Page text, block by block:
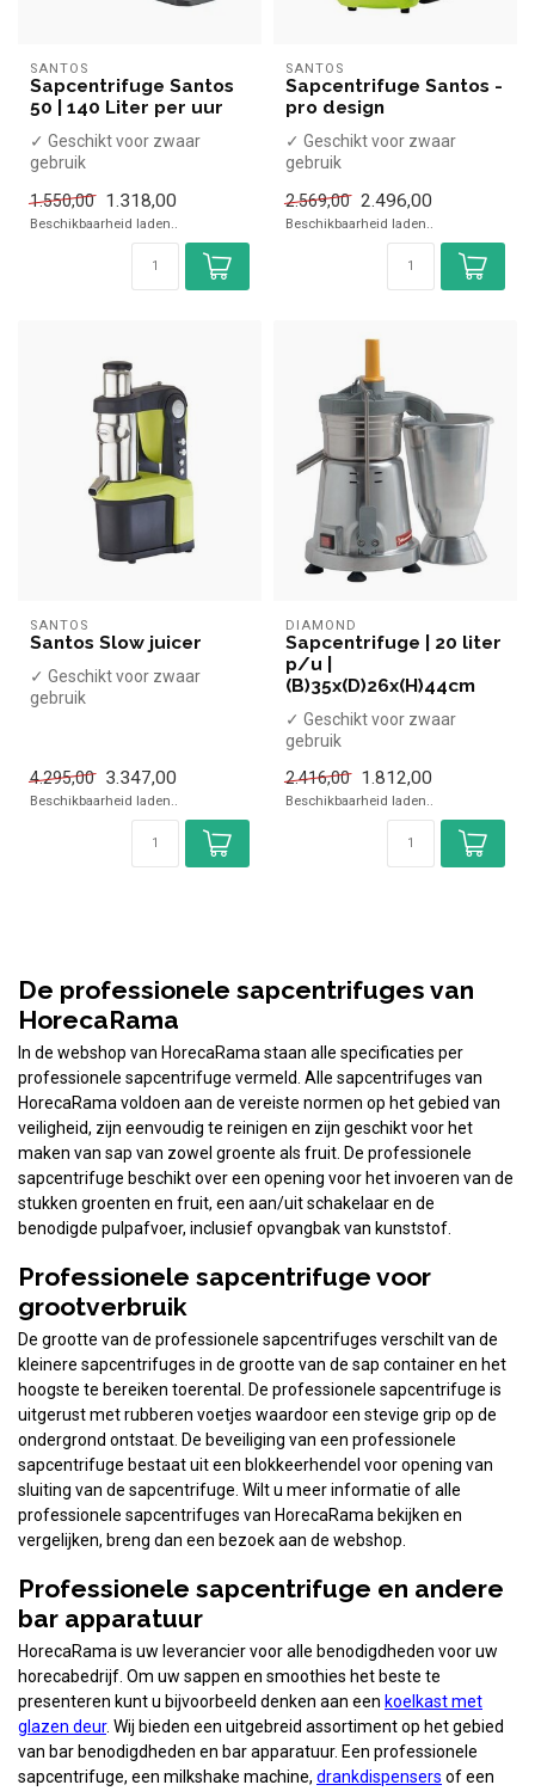
SANTOS
Sapcentrifuge Santos
50 | 140 Liter per uur
✓ Geschikt voor zwaar
gebruik
✓ 800 Watt
✓ 230 Volt
1.550,00 1.318,00
Beschikbaarheid laden..
SANTOS
Sapcentrifuge Santos -
pro design
✓ Geschikt voor zwaar
gebruik
✓ 1300 Watt
✓ 230 Volt
2.569,00 2.496,00
Beschikbaarheid laden..
SANTOS
Santos Slow juicer
✓ Geschikt voor zwaar
gebruik
4.295,00
3.347,00
Beschikbaarheid laden..
DIAMOND
Sapcentrifuge | 20 liter
p/u |
(B)35x(D)26x(H)44cm
✓ Geschikt voor zwaar
gebruik
✓ 230 Volt
2.416,00 1.812,00
Beschikbaarheid laden..
De professionele sapcentrifuges van
HorecaRama
In de webshop van HorecaRama staan alle specificaties per
professionele sapcentrifuge vermeld. Alle sapcentrifuges van
HorecaRama voldoen aan de vereiste normen op het gebied van
veiligheid, zijn eenvoudig te reinigen en zijn geschikt voor het
maken van sap van zowel groente als fruit. De professionele
sapcentrifuge beschikt over een opening voor het invoeren van de
stukken groenten en fruit, een aan/uit schakelaar en de
benodigde pulpafvoer, inclusief opvangbak van kunststof.
Professionele sapcentrifuge voor
grootverbruik
De grootte van de professionele sapcentrifuges verschilt van de
kleinere sapcentrifuges in de grootte van de sap container en het
hoogste te bereiken toerental. De professionele sapcentrifuge is
uitgerust met rubberen voetjes waardoor een stevige grip op de
ondergrond ontstaat. De beveiliging van een professionele
sapcentrifuge bestaat uit een blokkeerhendel voor opening van
sluiting van de sapcentrifuge. Wilt u meer informatie of alle
professionele sapcentrifuges van HorecaRama bekijken en
vergelijken, breng dan een bezoek aan de webshop.
Professionele sapcentrifuge en andere
bar apparatuur
HorecaRama is uw leverancier voor alle benodigdheden voor uw
horecabedrijf. Om uw sappen en smoothies het beste te
presenteren kunt u bijvoorbeeld denken aan een koelkast met
glazen deur. Wij bieden een uitgebreid assortiment op het gebied
van bar benodigdheden en bar apparatuur. Een professionele
sapcentrifuge, een milkshake machine, drankdispensers of een